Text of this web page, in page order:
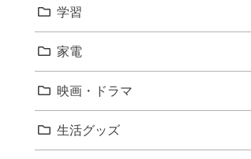
学習
家電
映画・ドラマ
生活グッズ